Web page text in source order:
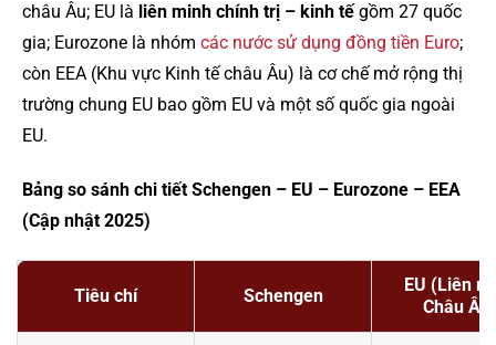
châu Âu; EU là liên minh chính trị – kinh tế gồm 27 quốc
gia; Eurozone là nhóm các nước sử dụng đồng tiền Euro;
còn EEA (Khu vực Kinh tế châu Âu) là cơ chế mở rộng thị
trường chung EU bao gồm EU và một số quốc gia ngoài
EU.
Bảng so sánh chi tiết Schengen – EU – Eurozone – EEA
(Cập nhật 2025)
Tiêu chí Schengen
EU (Liên
Châu Âu)